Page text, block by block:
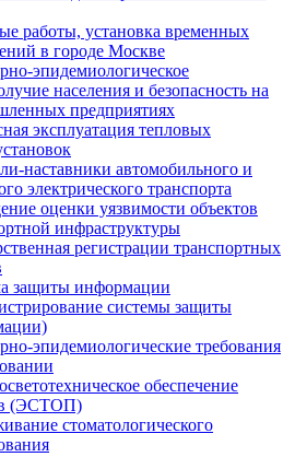
работы, установка временных
в городе Москве
эпидемиологическое
населения и безопасность на
предприятиях
эксплуатация тепловых
наставники автомобильного и
электрического транспорта
оценки уязвимости объектов
инфраструктуры
регистрации транспортных
защиты информации
системы защиты
эпидемиологические требования
обеспечение
(ЭСТОП)
стоматологического